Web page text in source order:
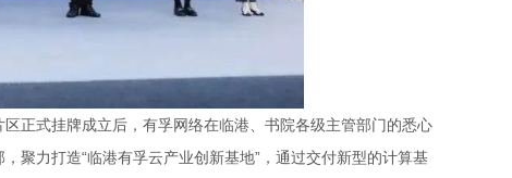
正式挂牌成立后，有孚网络在临港、书院各级主管部门的悉心
聚力打造“临港有孚云产业创新基地”，通过交付新型的计算基